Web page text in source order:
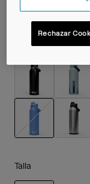
Color -Sky Blue
Talla
Rechazar